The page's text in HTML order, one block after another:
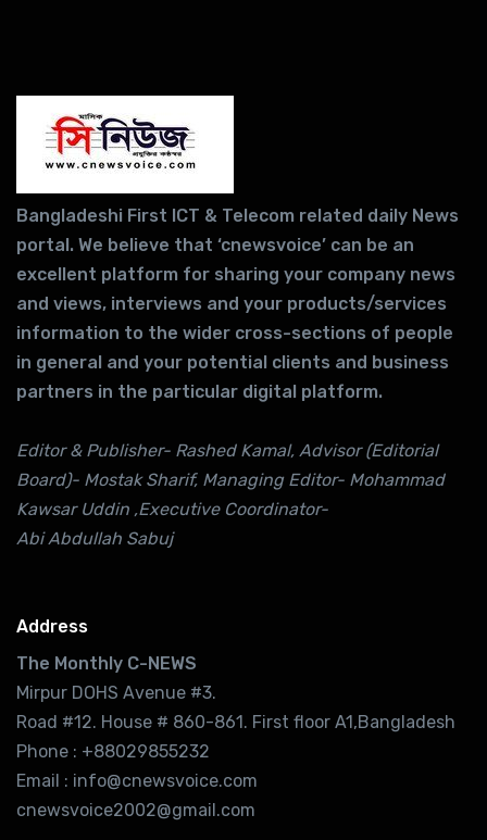
Bangladeshi First ICT & Telecom related daily News
portal. We believe that ‘cnewsvoice’ can be an
excellent platform for sharing your company news
and views, interviews and your products/services
information to the wider cross-sections of people
in general and your potential clients and business
partners in the particular digital platform.
Editor & Publisher- Rashed Kamal, Advisor (Editorial
Board)- Mostak Sharif, Managing Editor- Mohammad
Kawsar Uddin ,Executive Coordinator-
Abi Abdullah Sabuj
Address
The Monthly C-NEWS
Mirpur DOHS Avenue #3.
Road #12. House # 860-861. First floor A1,Bangladesh
Phone : +88029855232
Email : info@cnewsvoice.com
cnewsvoice2002@gmail.com